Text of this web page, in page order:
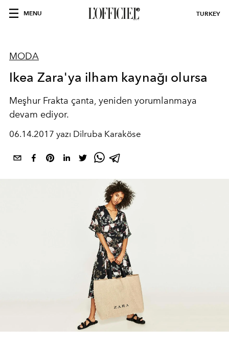
MENU TURKEY
MODA
Ikea Zara'ya ilham kaynağı olursa
Meşhur Frakta çanta, yeniden yorumlanmaya
devam ediyor.
06.14.2017 yazı Dilruba Karaköse